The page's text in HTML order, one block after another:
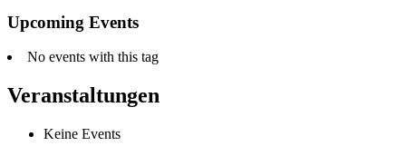
Upcoming Events
No events with this tag
Veranstaltungen
Keine Events